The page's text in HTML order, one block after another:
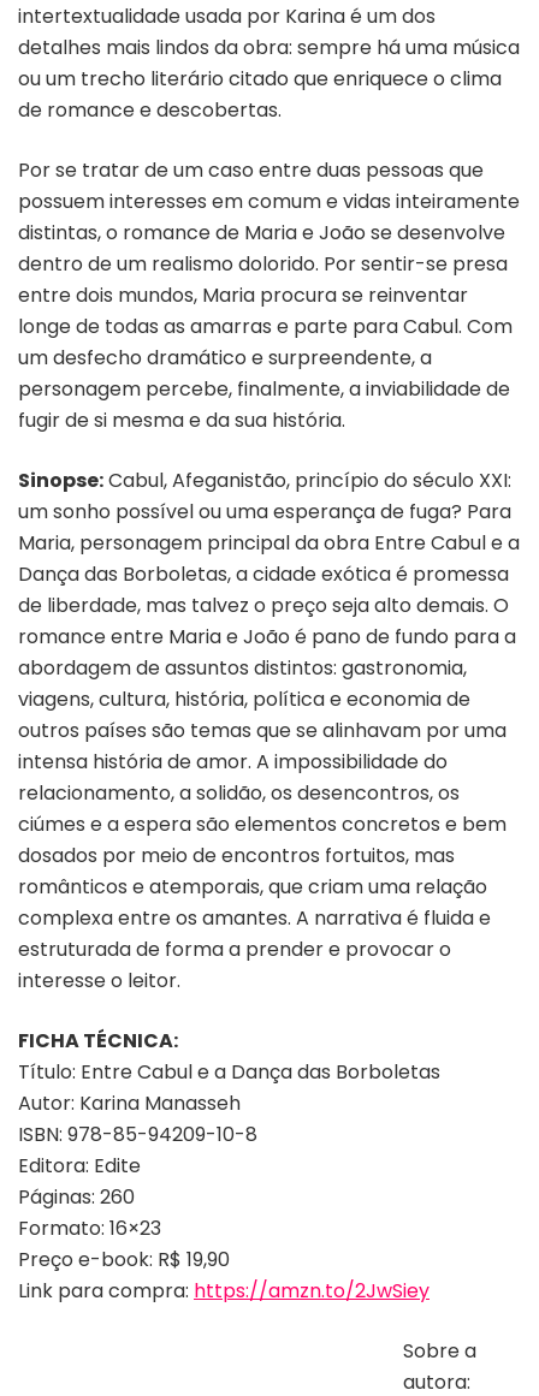
intertextualidade usada por Karina é um dos
detalhes mais lindos da obra: sempre há uma música
ou um trecho literário citado que enriquece o clima
de romance e descobertas.
Por se tratar de um caso entre duas pessoas que
possuem interesses em comum e vidas inteiramente
distintas, o romance de Maria e João se desenvolve
dentro de um realismo dolorido. Por sentir-se presa
entre dois mundos, Maria procura se reinventar
longe de todas as amarras e parte para Cabul. Com
um desfecho dramático e surpreendente, a
personagem percebe, finalmente, a inviabilidade de
fugir de si mesma e da sua história.
Sinopse:Cabul, Afeganistão, princípio do século XXI:
um sonho possível ou uma esperança de fuga? Para
Maria, personagem principal da obra Entre Cabul e a
Dança das Borboletas, a cidade exótica é promessa
de liberdade, mas talvez o preço seja alto demais. O
romance entre Maria e João é pano de fundo para a
abordagem de assuntos distintos: gastronomia,
viagens, cultura, história, política e economia de
outros países são temas que se alinhavam por uma
intensa história de amor. A impossibilidade do
relacionamento, a solidão, os desencontros, os
ciúmes e a espera são elementos concretos e bem
dosados por meio de encontros fortuitos, mas
românticos e atemporais, que criam uma relação
complexa entre os amantes. A narrativa é fluida e
estruturada de forma a prender e provocar o
interesse o leitor.
FICHA TÉCNICA:
Título: Entre Cabul e a Dança das Borboletas
Autor: Karina Manasseh
ISBN: 978-85-94209-10-8
Editora: Edite
Páginas: 260
Formato: 16×23
Preço e-book: R$ 19,90
Link para compra: https://amzn.to/2JwSiey
Sobre a
autora: